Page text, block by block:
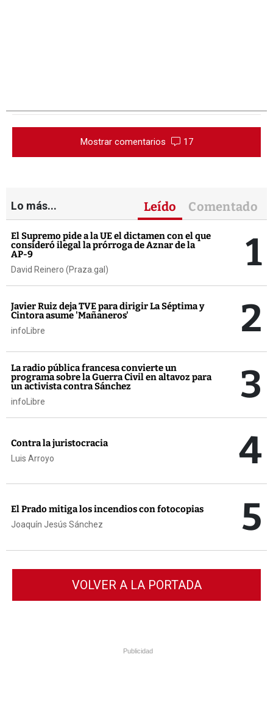
Mostrar comentarios 17
Lo más... Leído Comentado
El Supremo pide a la UE el dictamen con el que
consideró ilegal la prórroga de Aznar de la
AP-9
David Reinero (Praza.gal) 1
Javier Ruiz deja TVE para dirigir La Séptima y
Cintora asume 'Mañaneros'
infoLibre 2
La radio pública francesa convierte un
programa sobre la Guerra Civil en altavoz para
un activista contra Sánchez
infoLibre 3
Contra la juristocracia
Luis Arroyo 4
El Prado mitiga los incendios con fotocopias
Joaquín Jesús Sánchez 5
VOLVER A LA PORTADA
Publicidad